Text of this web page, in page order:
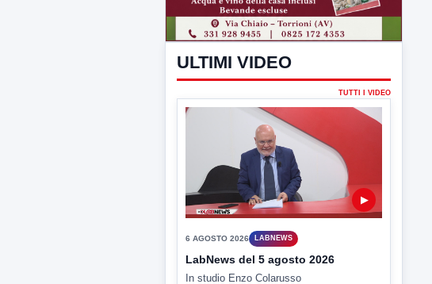
ULTIMI VIDEO
TUTTI I VIDEO